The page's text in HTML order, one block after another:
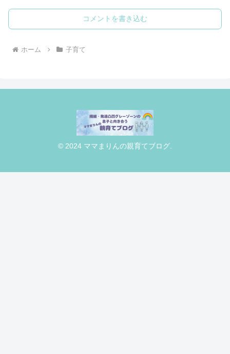
コメントを書き込む
ホーム 子育て
© 2024 ママまりんの親育てブログ.